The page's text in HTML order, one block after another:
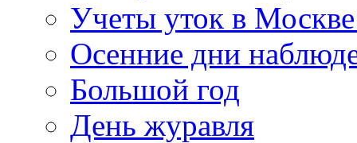
Учеты уток в
Осенние дни
Большой год
День журавля